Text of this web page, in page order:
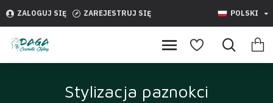
ZALOGUJ SIĘ ZAREJESTRUJ SIĘ POLSKI
Stylizacja paznokci